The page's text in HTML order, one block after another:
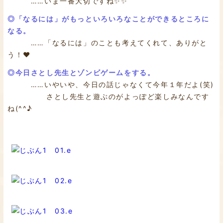
◎「なるには」がもっといろいろなことができるところに
なる。
……「なるには」のことも考えてくれて、ありがと
う！❤
◎今日さとし先生とゾンビゲームをする。
……いやいや、今日の話じゃなくて今年１年だよ(笑)
さとし先生と遊ぶのがよっぽど楽しみなんです
ね(^^♪